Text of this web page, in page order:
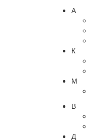
А
К
М
В
Д